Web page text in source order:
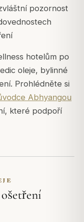
pozornost
hotelům po
oleje, bylinné
Prohlédněte si
Abhyangou
které podpoří